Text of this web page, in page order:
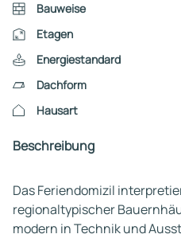
Bauweise
Etagen
Energiestandard
Dachform
Hausart
Beschreibung
Das Feriendomizil
regionaltypischer
modern in Technik und